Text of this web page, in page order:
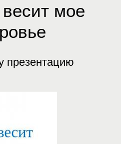
мое
презентацию